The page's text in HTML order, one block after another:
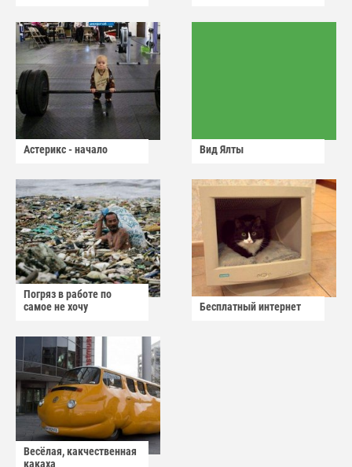
Астерикс - начало Вид Ялты
Погряз в работе по
самое не хочу
Бесплатный интернет
Весёлая, какчественная
какаха